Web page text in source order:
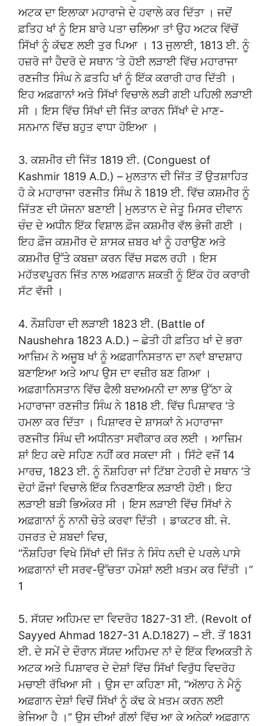
ਅਟਕ ਦਾ ਇਲਾਕਾ ਮਹਾਰਾਜੇ ਦੇ ਹਵਾਲੇ ਕਰ ਦਿੱਤਾ । ਜਦੋਂ
ਫ਼ਤਿਹ ਖਾਂ ਨੂੰ ਇਸ ਬਾਰੇ ਪਤਾ ਚਲਿਆ ਤਾਂ ਉਹ ਅਟਕ ਵਿੱਚੋਂ
ਸਿੱਖਾਂ ਨੂੰ ਕੱਢਣ ਲਈ ਤੁਰ ਪਿਆ । 13 ਜੁਲਾਈ, 1813 ਈ. ਨੂੰ
ਹਜ਼ਰੋ ਜਾਂ ਹੈਦਰੋ ਦੇ ਸਥਾਨ ‘ਤੇ ਹੋਈ ਲੜਾਈ ਵਿੱਚ ਮਹਾਰਾਜਾ
ਰਣਜੀਤ ਸਿੰਘ ਨੇ ਫ਼ਤਹਿ ਖਾਂ ਨੂੰ ਇੱਕ ਕਰਾਰੀ ਹਾਰ ਦਿੱਤੀ ।
ਇਹ ਅਫ਼ਗਾਨਾਂ ਅਤੇ ਸਿੱਖਾਂ ਵਿਚਾਲੇ ਲੜੀ ਗਈ ਪਹਿਲੀ ਲੜਾਈ
ਸੀ । ਇਸ ਵਿੱਚ ਸਿੱਖਾਂ ਦੀ ਜਿੱਤ ਕਾਰਨ ਸਿੱਖਾਂ ਦੇ ਮਾਣ-
ਸਨਮਾਨ ਵਿੱਚ ਬਹੁਤ ਵਾਧਾ ਹੋਇਆ ।
3. ਕਸ਼ਮੀਰ ਦੀ ਜਿੱਤ 1819 ਈ. (Conguest of
Kashmir 1819 A.D.) – ਮੁਲਤਾਨ ਦੀ ਜਿੱਤ ਤੋਂ ਉਤਸ਼ਾਹਿਤ
ਹੋ ਕੇ ਮਹਾਰਾਜਾ ਰਣਜੀਤ ਸਿੰਘ ਨੇ 1819 ਈ. ਵਿੱਚ ਕਸ਼ਮੀਰ ਨੂੰ
ਜਿੱਤਣ ਦੀ ਯੋਜਨਾ ਬਣਾਈ | ਮੁਲਤਾਨ ਦੇ ਜੇਤੂ ਮਿਸਰ ਦੀਵਾਨ
ਚੰਦ ਦੇ ਅਧੀਨ ਇੱਕ ਵਿਸ਼ਾਲ ਫ਼ੌਜ ਕਸ਼ਮੀਰ ਵੱਲ ਭੇਜੀ ਗਈ ।
ਇਹ ਫ਼ੌਜ ਕਸ਼ਮੀਰ ਦੇ ਸ਼ਾਸਕ ਜ਼ਬਰ ਖਾਂ ਨੂੰ ਹਰਾਉਣ ਅਤੇ
ਕਸ਼ਮੀਰ ਉੱਤੇ ਕਬਜ਼ਾ ਕਰਨ ਵਿੱਚ ਸਫਲ ਰਹੀ । ਇਸ
ਮਹੱਤਵਪੂਰਨ ਜਿੱਤ ਨਾਲ ਅਫ਼ਗਾਨ ਸ਼ਕਤੀ ਨੂੰ ਇੱਕ ਹੋਰ ਕਰਾਰੀ
ਸੱਟ ਵੱਜੀ ।
4. ਨੌਸ਼ਹਿਰਾ ਦੀ ਲੜਾਈ 1823 ਈ. (Battle of
Naushehra 1823 A.D.) – ਛੇਤੀ ਹੀ ਫ਼ਤਿਹ ਖਾਂ ਦੇ ਭਰਾ
ਆਜ਼ਿਮ ਨੇ ਅਜੂਬ ਖਾਂ ਨੂੰ ਅਫ਼ਗਾਨਿਸਤਾਨ ਦਾ ਨਵਾਂ ਬਾਦਸ਼ਾਹ
ਬਣਾਇਆ ਅਤੇ ਆਪ ਉਸ ਦਾ ਵਜ਼ੀਰ ਬਣ ਗਿਆ ।
ਅਫ਼ਗਾਨਿਸਤਾਨ ਵਿੱਚ ਫੈਲੀ ਬਦਅਮਨੀ ਦਾ ਲਾਭ ਉੱਠਾ ਕੇ
ਮਹਾਰਾਜਾ ਰਣਜੀਤ ਸਿੰਘ ਨੇ 1818 ਈ. ਵਿੱਚ ਪਿਸ਼ਾਵਰ ‘ਤੇ
ਹਮਲਾ ਕਰ ਦਿੱਤਾ । ਪਿਸ਼ਾਵਰ ਦੇ ਸ਼ਾਸਕਾਂ ਨੇ ਮਹਾਰਾਜਾ
ਰਣਜੀਤ ਸਿੰਘ ਦੀ ਅਧੀਨਤਾ ਸਵੀਕਾਰ ਕਰ ਲਈ । ਆਜ਼ਿਮ
ਸ਼ਾਂ ਇਹ ਕਦੇ ਸਹਿਣ ਨਹੀਂ ਕਰ ਸਕਦਾ ਸੀ । ਸਿੱਟੇ ਵਜੋਂ 14
ਮਾਰਚ, 1823 ਈ. ਨੂੰ ਨੌਸ਼ਹਿਰਾ ਜਾਂ ਟਿੱਬਾ ਟੇਹਰੀ ਦੇ ਸਥਾਨ ‘ਤੇ
ਦੋਹਾਂ ਫ਼ੌਜਾਂ ਵਿਚਾਲੇ ਇੱਕ ਨਿਰਣਾਇਕ ਲੜਾਈ ਹੋਈ। ਇਹ
ਲੜਾਈ ਬੜੀ ਭਿਅੰਕਰ ਸੀ । ਇਸ ਲੜਾਈ ਵਿੱਚ ਸਿੱਖਾਂ ਨੇ
ਅਫ਼ਗਾਨਾਂ ਨੂੰ ਨਾਨੀ ਚੇਤੇ ਕਰਵਾ ਦਿੱਤੀ । ਡਾਕਟਰ ਬੀ. ਜੇ.
ਹਜਰਤ ਦੇ ਸ਼ਬਦਾਂ ਵਿਚ,
“ਨੌਸ਼ਹਿਰਾ ਵਿਖੇ ਸਿੱਖਾਂ ਦੀ ਜਿੱਤ ਨੇ ਸਿੰਧ ਨਦੀ ਦੇ ਪਰਲੇ ਪਾਸੇ
ਅਫ਼ਗਾਨਾਂ ਦੀ ਸਰਵ-ਉੱਚਤਾ ਹਮੇਸ਼ਾਂ ਲਈ ਖ਼ਤਮ ਕਰ ਦਿੱਤੀ ।”
1
5. ਸੱਯਦ ਅਹਿਮਦ ਦਾ ਵਿਦਰੋਹ 1827-31 ਈ. (Revolt of
Sayyed Ahmad 1827-31 A.D.1827) – ਈ. ਤੋਂ 1831
ਈ. ਦੇ ਸਮੇਂ ਦੇ ਦੌਰਾਨ ਸੱਯਦ ਅਹਿਮਦ ਨਾਂ ਦੇ ਇੱਕ ਵਿਅਕਤੀ ਨੇ
ਅਟਕ ਅਤੇ ਪਿਸ਼ਾਵਰ ਦੇ ਦੇਸ਼ਾਂ ਵਿੱਚ ਸਿੱਖਾਂ ਵਿਰੁੱਧ ਵਿਦਰੋਹ
ਮਚਾਈ ਰੱਖਿਆ ਸੀ । ਉਸ ਦਾ ਕਹਿਣਾ ਸੀ, “ਅੱਲਾਹ ਨੇ ਮੈਨੂੰ
ਅਫ਼ਗਾਨ ਦੇਸ਼ਾਂ ਵਿਚੋਂ ਸਿੱਖਾਂ ਨੂੰ ਕੱਢ ਕੇ ਖ਼ਤਮ ਕਰਨ ਲਈ
ਭੇਜਿਆ ਹੈ ।” ਉਸ ਦੀਆਂ ਗੱਲਾਂ ਵਿੱਚ ਆ ਕੇ ਅਨੇਕਾਂ ਅਫ਼ਗਾਨ